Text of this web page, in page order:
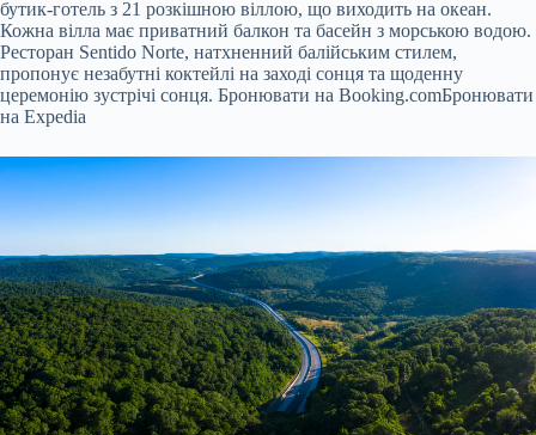
бутик-готель з 21 розкішною віллою, що виходить на океан.
Кожна вілла має приватний балкон та басейн з морською водою.
Ресторан Sentido Norte, натхненний балійським стилем,
пропонує незабутні коктейлі на заході сонця та щоденну
церемонію зустрічі сонця. Бронювати на Booking.comБронювати
на Expedia